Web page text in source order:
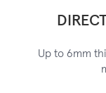
Up to 6mm